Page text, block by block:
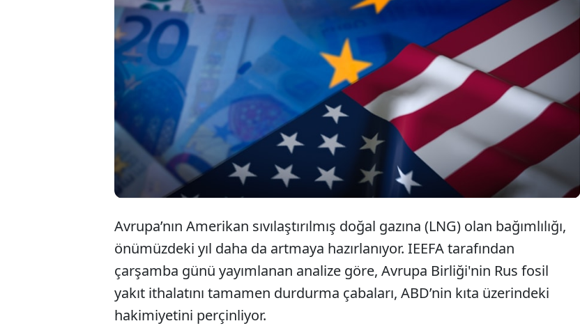
Enerji Ekonomisi ve Finansal Analiz Enstitüsü (IEEFA)
tarafından yayımlanan yeni bir rapor, Avrupa’nın Rus fosil
yakıtlarından uzaklaşma stratejisinin ABD gazına olan
bağımlılığı tehlikeli boyutlara taşıdığını ortaya koydu.
Avrupa’nın Amerikan sıvılaştırılmış doğal gazına (LNG) olan bağımlılığı,
önümüzdeki yıl daha da artmaya hazırlanıyor. IEEFA tarafından
çarşamba günü yayımlanan analize göre, Avrupa Birliği'nin Rus fosil
yakıt ithalatını tamamen durdurma çabaları, ABD’nin kıta üzerindeki
hakimiyetini perçinliyor.